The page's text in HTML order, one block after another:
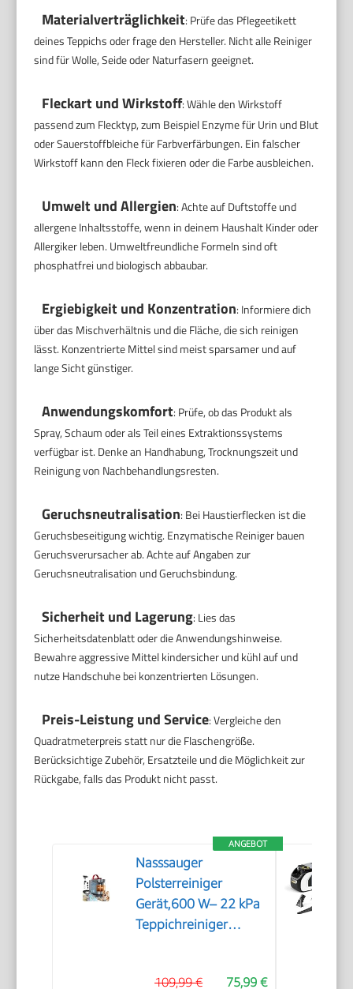
Materialverträglichkeit: Prüfe das Pflegeetikett
deines Teppichs oder frage den Hersteller. Nicht alle Reiniger
sind für Wolle, Seide oder Naturfasern geeignet.
Fleckart und Wirkstoff: Wähle den Wirkstoff
passend zum Flecktyp, zum Beispiel Enzyme für Urin und Blut
oder Sauerstoffbleiche für Farbverfärbungen. Ein falscher
Wirkstoff kann den Fleck fixieren oder die Farbe ausbleichen.
Umwelt und Allergien: Achte auf Duftstoffe und
allergene Inhaltsstoffe, wenn in deinem Haushalt Kinder oder
Allergiker leben. Umweltfreundliche Formeln sind oft
phosphatfrei und biologisch abbaubar.
Ergiebigkeit und Konzentration: Informiere dich
über das Mischverhältnis und die Fläche, die sich reinigen
lässt. Konzentrierte Mittel sind meist sparsamer und auf
lange Sicht günstiger.
Anwendungskomfort: Prüfe, ob das Produkt als
Spray, Schaum oder als Teil eines Extraktionssystems
verfügbar ist. Denke an Handhabung, Trocknungszeit und
Reinigung von Nachbehandlungsresten.
Geruchsneutralisation: Bei Haustierflecken ist die
Geruchsbeseitigung wichtig. Enzymatische Reiniger bauen
Geruchsverursacher ab. Achte auf Angaben zur
Geruchsneutralisation und Geruchsbindung.
Sicherheit und Lagerung: Lies das
Sicherheitsdatenblatt oder die Anwendungshinweise.
Bewahre aggressive Mittel kindersicher und kühl auf und
nutze Handschuhe bei konzentrierten Lösungen.
Preis-Leistung und Service: Vergleiche den
Quadratmeterpreis statt nur die Flaschengröße.
Berücksichtige Zubehör, Ersatzteile und die Möglichkeit zur
Rückgabe, falls das Produkt nicht passt.
ANGEBOT
Nasssauger
Polsterreiniger
Gerät,600 W– 22 kPa
Teppichreiniger
75,99 €
109,99 €